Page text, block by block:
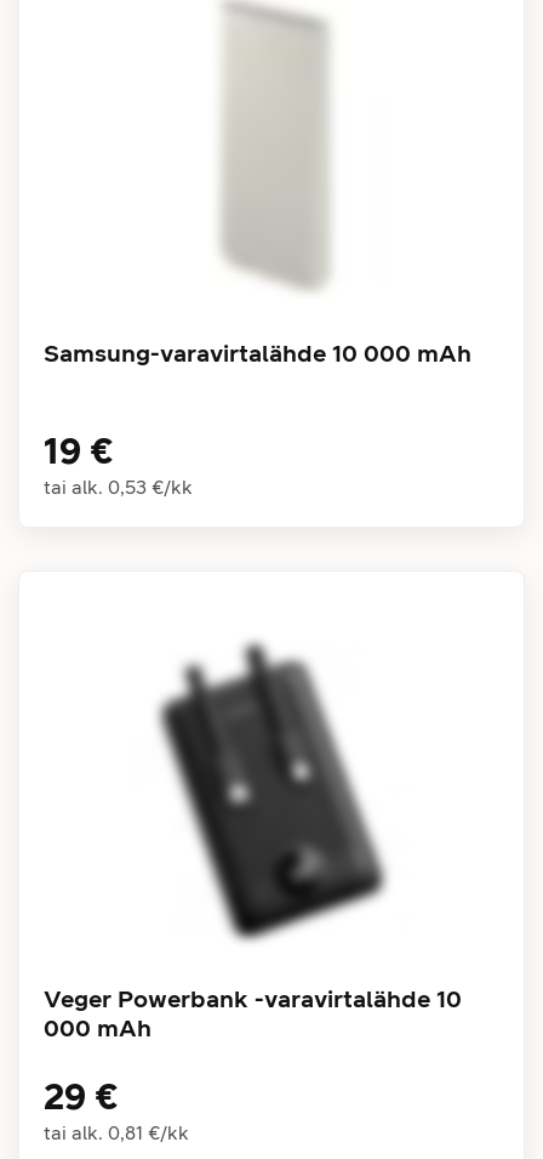
Samsung-varavirtalähde 10 000 mAh
19 €
tai alk. 0,53 €/kk
Veger Powerbank -varavirtalähde 10
000 mAh
29 €
tai alk. 0,81 €/kk